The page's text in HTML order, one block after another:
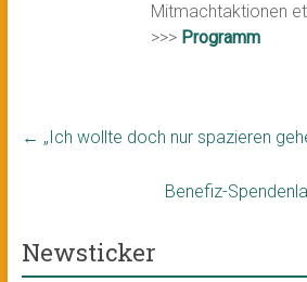
Mitmachtaktionen
>>> Programm
← „Ich wollte doch nur spazieren
Benefiz-
Newsticker